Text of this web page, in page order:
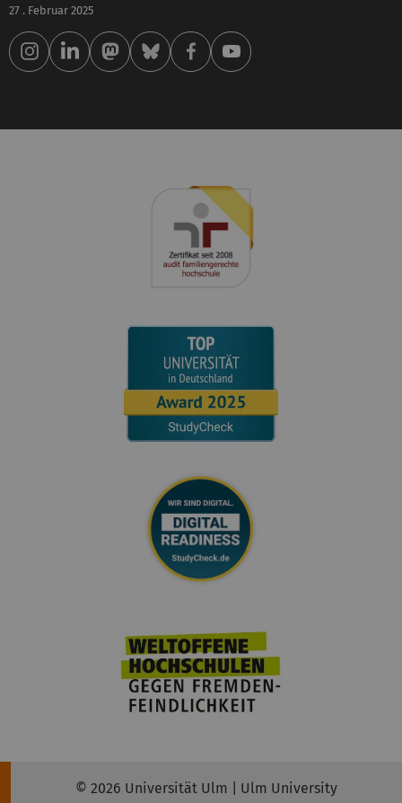
27 . Februar 2025
© 2026 Universität Ulm | Ulm University